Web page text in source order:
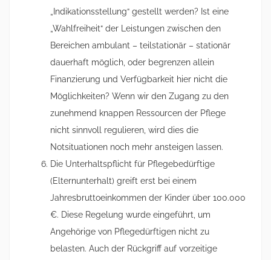
„Indikationsstellung“ gestellt werden? Ist eine
„Wahlfreiheit“ der Leistungen zwischen den
Bereichen ambulant – teilstationär – stationär
dauerhaft möglich, oder begrenzen allein
Finanzierung und Verfügbarkeit hier nicht die
Möglichkeiten? Wenn wir den Zugang zu den
zunehmend knappen Ressourcen der Pflege
nicht sinnvoll regulieren, wird dies die
Notsituationen noch mehr ansteigen lassen.
Die Unterhaltspflicht für Pflegebedürftige
(Elternunterhalt) greift erst bei einem
Jahresbruttoeinkommen der Kinder über 100.000
€. Diese Regelung wurde eingeführt, um
Angehörige von Pflegedürftigen nicht zu
belasten. Auch der Rückgriff auf vorzeitige